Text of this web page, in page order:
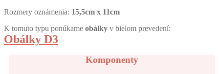
Rozmery oznámenia: 15,5cm x 11cm
K tomuto typu ponúkame obálky v bielom prevedení:
Obálky D3
Komponenty